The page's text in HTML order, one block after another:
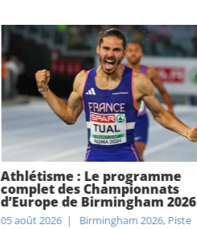
Athlétisme : Le programme
complet des Championnats
d’Europe de Birmingham 2026
05 août 2026 | Birmingham 2026,Piste